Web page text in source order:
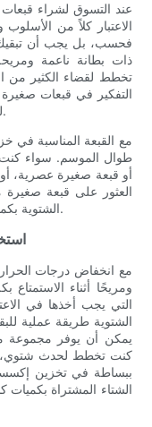
عند التسوق لشراء
الاعتبار كلاً من الأسلوب
فحسب، بل يجب أن
ذات بطانة ناعمة
تخطط لقضاء الكثير من
التفكير في قبعات
لتبقيك جافًا ومرتاحًا في جميع الظروف الجوية.
مع القبعة المناسبة في
طوال الموسم. سواء
أو قبعة صغيرة عصرية،
العثور على قبعة صغيرة
الشتوية بكميات كبيرة واستعد لتحمل الطقس البارد بأناقة.
-
مع انخفاض درجات
ومريحًا أثناء
التي يجب أخذها في
الشتوية طريقة عملية
يمكن أن يوفر مجموعة
كنت تخطط لحدث شتوي،
ببساطة في تخزين
الشتاء المشتراة بكميات